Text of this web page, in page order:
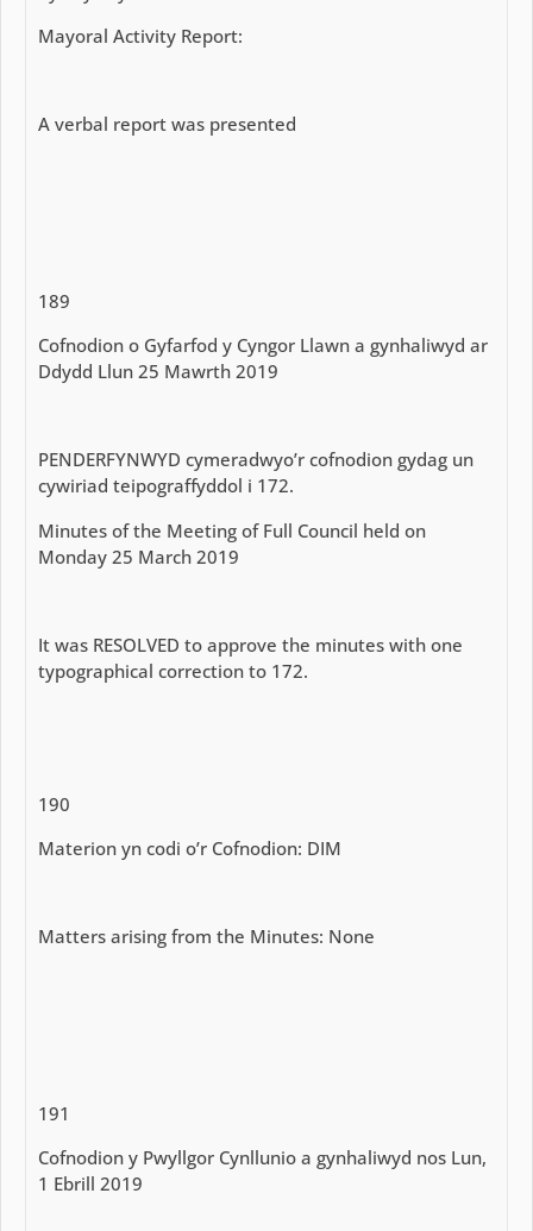
Mayoral Activity Report:
A verbal report was presented
189
Cofnodion o Gyfarfod y Cyngor Llawn a gynhaliwyd ar
Ddydd Llun 25 Mawrth 2019
PENDERFYNWYD cymeradwyo’r cofnodion gydag un
cywiriad teipograffyddol i 172.
Minutes of the Meeting of Full Council held on
Monday 25 March 2019
It was RESOLVED to approve the minutes with one
typographical correction to 172.
190
Materion yn codi o’r Cofnodion: DIM
Matters arising from the Minutes: None
191
Cofnodion y Pwyllgor Cynllunio a gynhaliwyd nos Lun,
1 Ebrill 2019